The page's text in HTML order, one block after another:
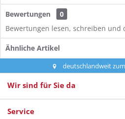
Bewertungen
0
Bewertungen lesen, schreiben und
Ähnliche Artikel
deutschlandweit
Wir sind für Sie da
Service